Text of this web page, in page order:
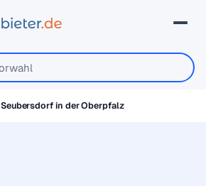
Seubersdorf in der Oberpfalz